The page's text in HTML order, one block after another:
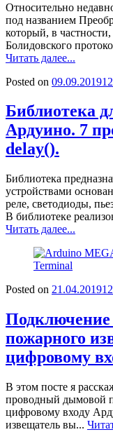
Относительно
под названием
который, в
Болидовского
Читать далее...
Posted on 09.09.2019
Библиотека
Ардуино. 7
delay().
Библиотека
устройствами
реле, светодиоды,
В библиотеке
Читать далее...
Posted on 21.04.2019
Подключение
пожарного
цифровому
В этом посте я
проводный дымовой
цифровому входу
извещатель вы...